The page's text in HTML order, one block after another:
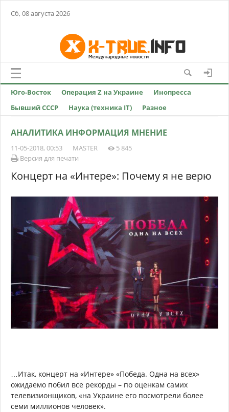
Сб, 08 августа 2026
Юго-Восток Операция Z на Украине
Инопресса
Бывший СССР
Наука (техника IT) Разное
АНАЛИТИКА ИНФОРМАЦИЯ МНЕНИЕ
11-05-2018, 00:53 MASTER
5 845
Версия для печати
Концерт на «Интере»: Почему я не верю
…Итак, концерт на «Интере» «Победа. Одна на всех»
ожидаемо побил все рекорды – по оценкам самих
телевизионщиков, «на Украине его посмотрели более
семи миллионов человек».